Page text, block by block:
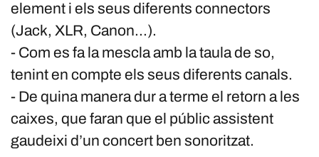
element i els seus diferents connectors
(Jack, XLR, Canon...).
- Com es fa la mescla amb la taula de so,
tenint en compte els seus diferents canals.
- De quina manera dur a terme el retorn a les
caixes, que faran que el públic assistent
gaudeixi d’un concert ben sonoritzat.